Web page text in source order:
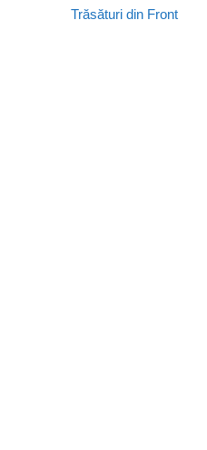
Trăsături din Front